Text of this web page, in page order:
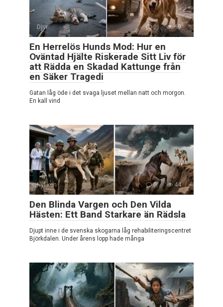
Djur 0 69
En Herrelös Hunds Mod: Hur en
Oväntad Hjälte Riskerade Sitt Liv för
att Rädda en Skadad Kattunge från
en Säker Tragedi
Gatan låg öde i det svaga ljuset mellan natt och morgon.
En kall vind
Nyfiken 0 44
Den Blinda Vargen och Den Vilda
Hästen: Ett Band Starkare än Rädsla
Djupt inne i de svenska skogarna låg rehabiliteringscentret
Björkdalen. Under årens lopp hade många